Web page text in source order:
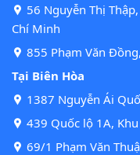
56 Nguyễn Thị
Chí Minh
855 Phạm Văn
Tại Biên Hòa
1387 Nguyễn Ái
439 Quốc lộ 1A,
69/1 Phạm Văn